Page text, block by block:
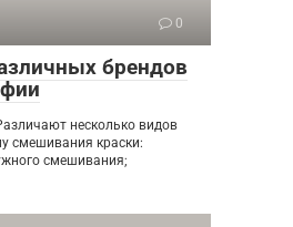
0
брендов
несколько видов
смешивания краски:
смешивания;